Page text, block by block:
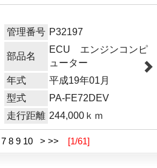
管理番号 P32197
部品名
ECU エンジンコンピ
ューター
年式
平成19年01月
型式
PA-FE72DEV
走行距離 244,000ｋｍ
7 8 9 10 > >> [1/61]